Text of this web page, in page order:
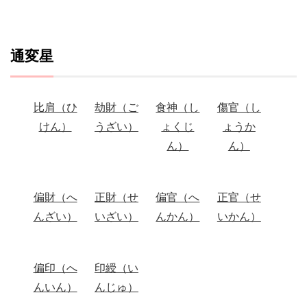
通変星
比肩（ひ
けん）
劫財（ご
うざい）
食神（し
ょくじ
ん）
傷官（し
ょうか
ん）
偏財（へ
んざい）
正財（せ
いざい）
偏官（へ
んかん）
正官（せ
いかん）
偏印（へ
んいん）
印綬（い
んじゅ）